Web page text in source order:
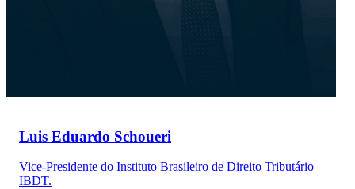
Luis Eduardo Schoueri
Vice-Presidente do Instituto Brasileiro de Direito Tributário –
IBDT.